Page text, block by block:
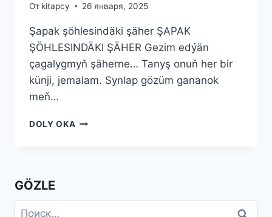
От kitapcy 26 января, 2025
Şapak şöhlesindäki şäher ŞAPAK
ŞÖHLESINDÄKI ŞÄHER Gezim edýän
çagalygmyň şäherne… Tanyş onuň her bir
künji, jemalam. Synlap gözüm gananok
meň…
DOLY OKA ŞAPAK
GÖZLE
Найти: